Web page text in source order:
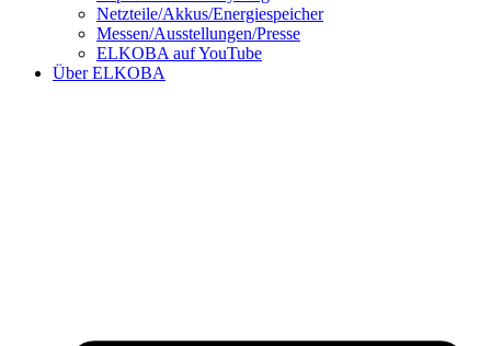
Netzteile/Akkus/Energiespeicher
Messen/Ausstellungen/Presse
ELKOBA auf YouTube
Über ELKOBA